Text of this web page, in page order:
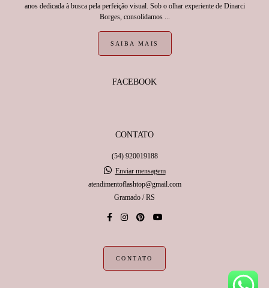
anos dedicada à busca pela perfeição visual. Sob o olhar experiente de Dinarci
Borges, consolidamos ...
SAIBA MAIS
FACEBOOK
CONTATO
(54) 920019188
Enviar mensagem
atendimentoflashtop@gmail.com
Gramado / RS
CONTATO